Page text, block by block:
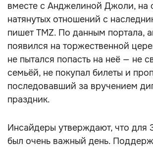
вместе с Анджелиной Джоли, на
натянутых отношений с
пишет TMZ. По данным портала,
появился на торжественной
не пытался попасть на неё — не
семьёй, не покупал билеты и
последовавший за вручением
праздник.
Инсайдеры утверждают, что для
был очень важный день.